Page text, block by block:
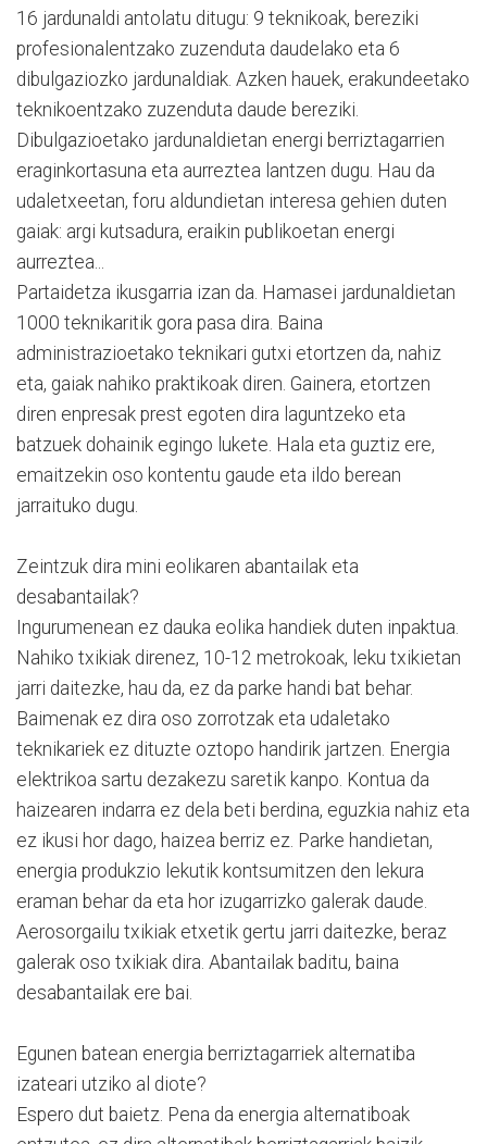
16 jardunaldi antolatu ditugu: 9 teknikoak, bereziki
profesionalentzako zuzenduta daudelako eta 6
dibulgaziozko jardunaldiak. Azken hauek, erakundeetako
teknikoentzako zuzenduta daude bereziki.
Dibulgazioetako jardunaldietan energi berriztagarrien
eraginkortasuna eta aurreztea lantzen dugu. Hau da
udaletxeetan, foru aldundietan interesa gehien duten
gaiak: argi kutsadura, eraikin publikoetan energi
aurreztea...
Partaidetza ikusgarria izan da. Hamasei jardunaldietan
1000 teknikaritik gora pasa dira. Baina
administrazioetako teknikari gutxi etortzen da, nahiz
eta, gaiak nahiko praktikoak diren. Gainera, etortzen
diren enpresak prest egoten dira laguntzeko eta
batzuek dohainik egingo lukete. Hala eta guztiz ere,
emaitzekin oso kontentu gaude eta ildo berean
jarraituko dugu.
Zeintzuk dira mini eolikaren abantailak eta
desabantailak?
Ingurumenean ez dauka eolika handiek duten inpaktua.
Nahiko txikiak direnez, 10-12 metrokoak, leku txikietan
jarri daitezke, hau da, ez da parke handi bat behar.
Baimenak ez dira oso zorrotzak eta udaletako
teknikariek ez dituzte oztopo handirik jartzen. Energia
elektrikoa sartu dezakezu saretik kanpo. Kontua da
haizearen indarra ez dela beti berdina, eguzkia nahiz eta
ez ikusi hor dago, haizea berriz ez. Parke handietan,
energia produkzio lekutik kontsumitzen den lekura
eraman behar da eta hor izugarrizko galerak daude.
Aerosorgailu txikiak etxetik gertu jarri daitezke, beraz
galerak oso txikiak dira. Abantailak baditu, baina
desabantailak ere bai.
Egunen batean energia berriztagarriek alternatiba
izateari utziko al diote?
Espero dut baietz. Pena da energia alternatiboak